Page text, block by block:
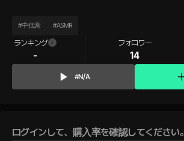
#中低音 #ASMR
ランキング
-
フォロワー
14
#N/A
ログインして、購入率を確認してください。